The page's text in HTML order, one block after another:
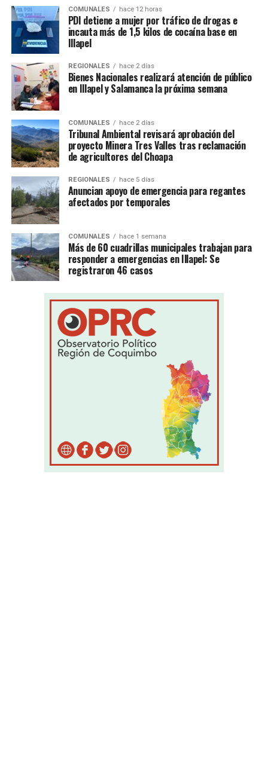
COMUNALES hace 12 horas
PDI detiene a mujer por tráfico de drogas e
incauta más de 1,5 kilos de cocaína base en
Illapel
REGIONALES hace 2 días
Bienes Nacionales realizará atención de público
en Illapel y Salamanca la próxima semana
COMUNALES hace 2 días
Tribunal Ambiental revisará aprobación del
proyecto Minera Tres Valles tras reclamación
de agricultores del Choapa
REGIONALES hace 5 días
Anuncian apoyo de emergencia para regantes
afectados por temporales
COMUNALES hace 1 semana
Más de 60 cuadrillas municipales trabajan para
responder a emergencias en Illapel: Se
registraron 46 casos